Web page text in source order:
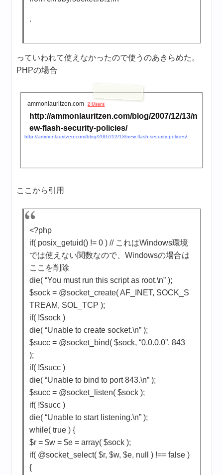
‘
っていわれて使えなかったので使うのあきらめた。
PHPの場合
ammonlauritzen.com 2 Users
http://ammonlauritzen.com/blog/2007/12/13/n
ew-flash-security-policies/
http://ammonlauritzen.com/blog/2007/12/13/new-flash-security-policies/
ここから引用
<?php
if( posix_getuid() != 0 ) // これはWindows環境
では使えない関数なので、Windowsの場合は
ここを削除
die( “You must run this script as root.\n” );
$sock = @socket_create( AF_INET, SOCK_S
TREAM, SOL_TCP );
if( !$sock )
die( “Unable to create socket.\n” );
$succ = @socket_bind( $sock, “0.0.0.0”, 843
);
if( !$succ )
die( “Unable to bind to port 843.\n” );
$succ = @socket_listen( $sock );
if( !$succ )
die( “Unable to start listening.\n” );
while( true ) {
$r = $w = $e = array( $sock );
if( @socket_select( $r, $w, $e, null ) !== false )
{